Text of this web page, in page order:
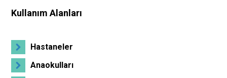
Kullanım Alanları
Hastaneler
Anaokulları